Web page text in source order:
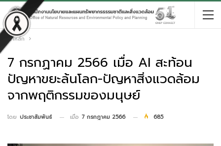
หน้าหลัก
7 กรกฏาคม 2566 เมื่อ AI สะท้อน
ปัญหาขยะล้นโลก-ปัญหาสิ่งแวดล้อม
จากพฤติกรรมของมนุษย์
โดย ประชาสัมพันธ์ เมื่อ 7 กรกฎาคม 2566 685